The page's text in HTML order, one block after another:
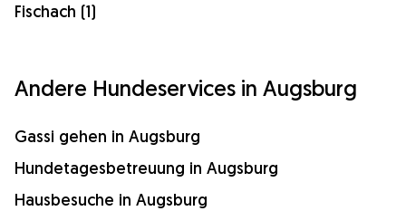
Fischach (1)
Andere Hundeservices in Augsburg
Gassi gehen in Augsburg
Hundetagesbetreuung in Augsburg
Hausbesuche in Augsburg